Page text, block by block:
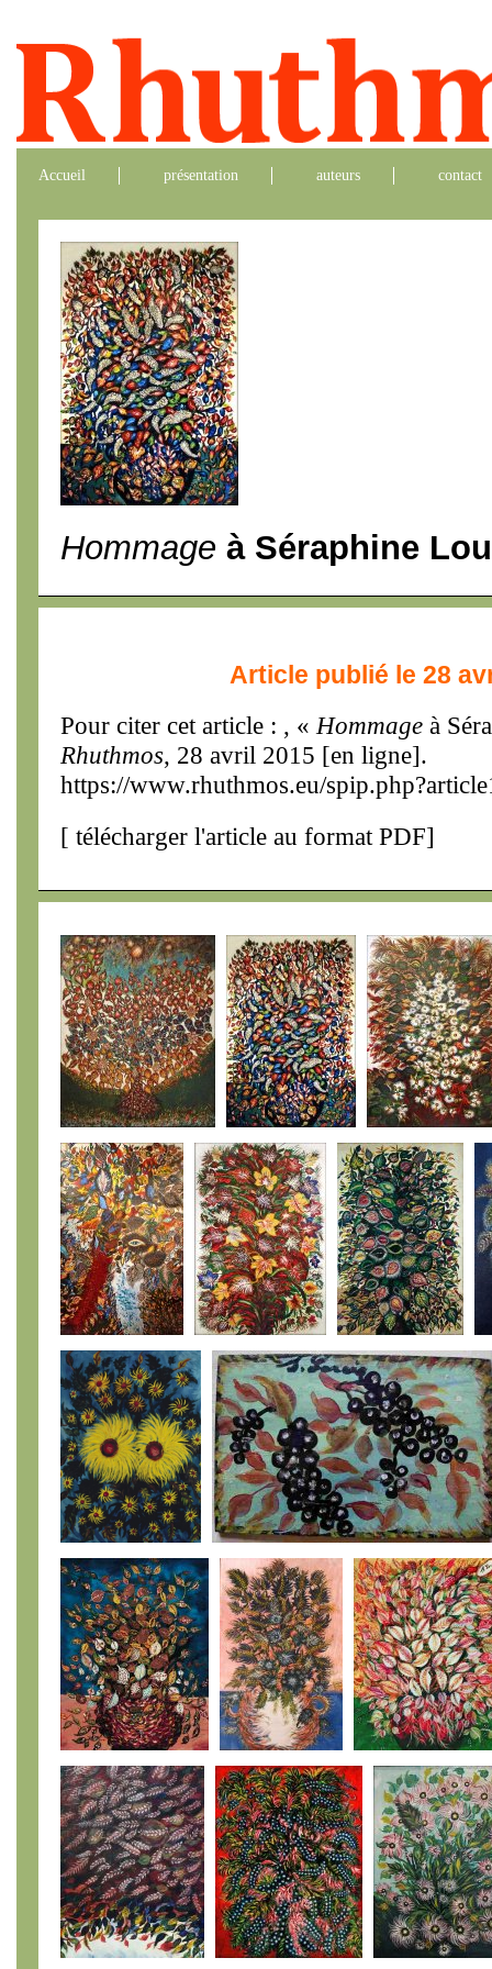
Accueil présentation auteurs contact
Hommage à Séraphine
Article publié le 28
Pour citer cet article : , « Hommage à
Rhuthmos, 28 avril 2015 [en ligne].
https://www.rhuthmos.eu/
[ télécharger l'article au format PDF]